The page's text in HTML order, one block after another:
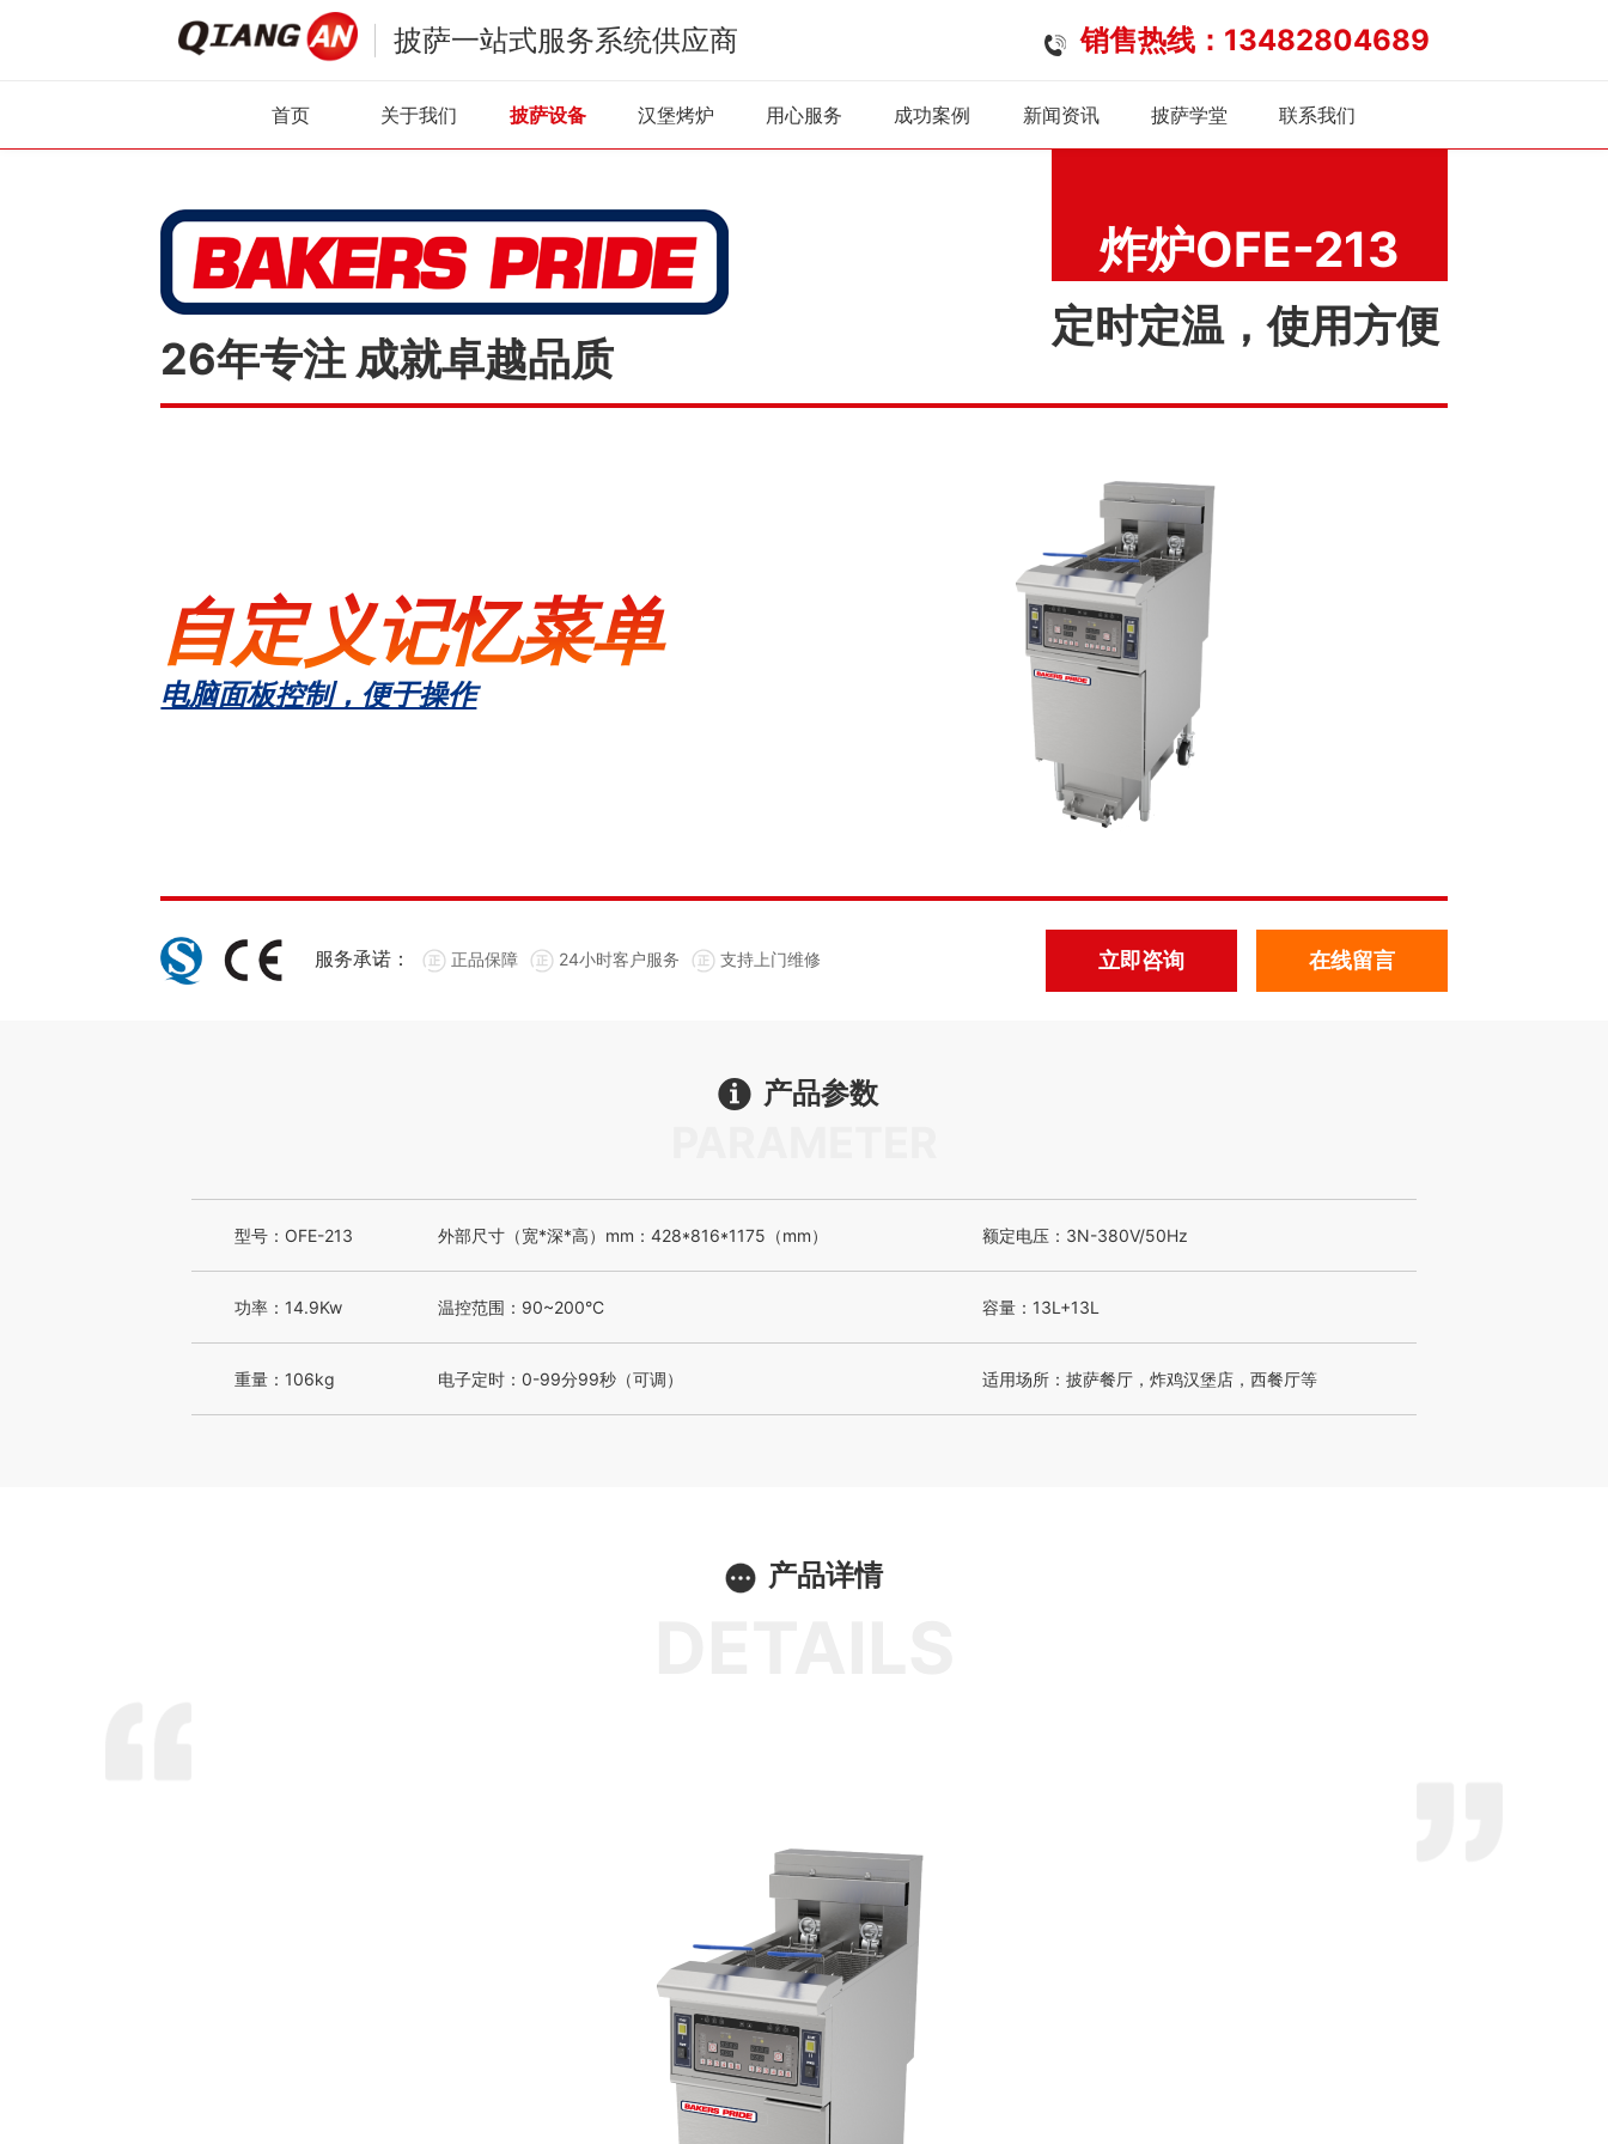
披萨一站式服务系统供应商 销售热线：13482804689
首页 关于我们 披萨设备 汉堡烤炉 用心服务 成功案例 新闻资讯 披萨学堂 联系我们
26年专注 成就卓越品质
炸炉OFE-213
定时定温，使用方便
自定义记忆菜单
电脑面板控制，便于操作
服务承诺： 正品保障 24小时客户服务 支持上门维修 立即咨询 在线留言
产品参数
型号：OFE-213 外部尺寸（宽*深*高）mm：428*816*1175（mm） 额定电压：3N-380V/50Hz
功率：14.9Kw 温控范围：90~200°C 容量：13L+13L
重量：106kg 电子定时：0-99分99秒（可调） 适用场所：披萨餐厅，炸鸡汉堡店，西餐厅等
产品详情